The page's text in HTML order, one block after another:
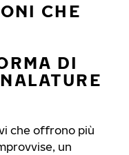
CHE
DI
che offrono più
un